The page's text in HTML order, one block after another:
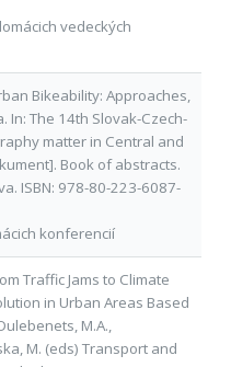
vedeckých
Bikeability: Approaches,
In: The 14th Slovak-Czech-
matter in Central and
Book of abstracts.
ISBN: 978-80-223-6087-
konferencií
Traffic Jams to Climate
in Urban Areas Based
M.A.,
M. (eds) Transport and